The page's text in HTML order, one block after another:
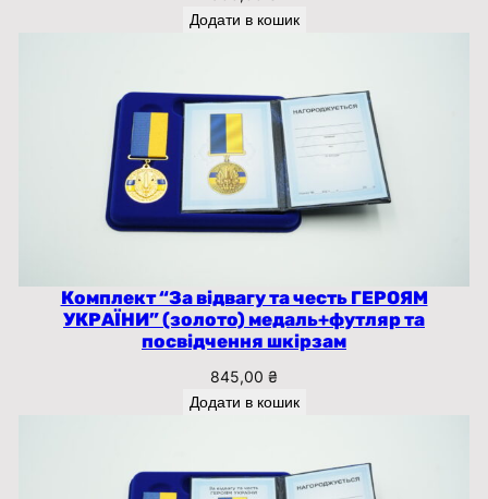
Додати в кошик
Комплект “За відвагу та честь ГЕРОЯМ
УКРАЇНИ” (золото) медаль+футляр та
посвідчення шкірзам
845,00 ₴
Додати в кошик